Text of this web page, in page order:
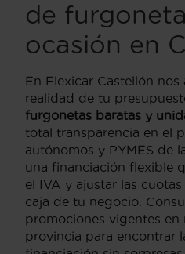
de
ocasión en
En Flexicar Castellón nos
realidad de tu
furgonetas baratas y
total transparencia en el
autónomos y PYMES de
una financiación flexible
el IVA y ajustar las
caja de tu negocio.
promociones vigentes en
provincia para encontrar